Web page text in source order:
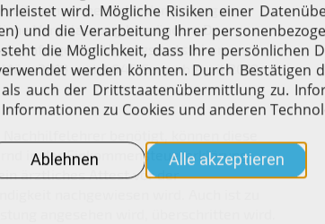
eine erhebliche Verkürzung des
Veranlassung begründen. Der
infolge des Umzugs entstehen,
2019 und 2.045 Euro ab April 2019.
in der Einkommensteuererklärung
ärztliches Attest vor der
nachgewiesen wird. Auch ist zu
angesehen wird, überschritten wird.